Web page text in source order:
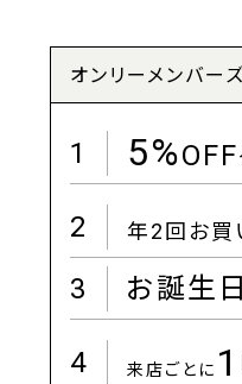
オンリーメンバー
1 5%OFF
2 年2回お買
3 お誕生日
4 来店ごとに